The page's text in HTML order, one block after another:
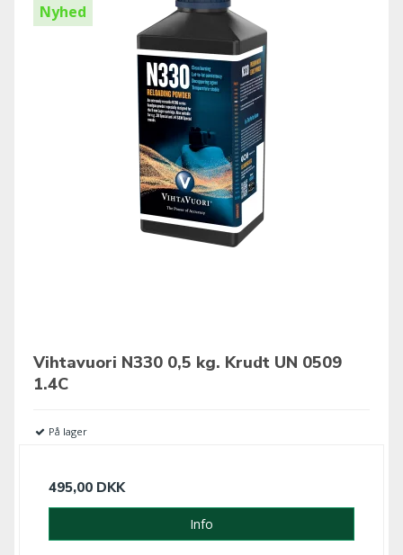
Nyhed
Vihtavuori N330 0,5 kg. Krudt UN 0509
1.4C
På lager
495,00 DKK
Info